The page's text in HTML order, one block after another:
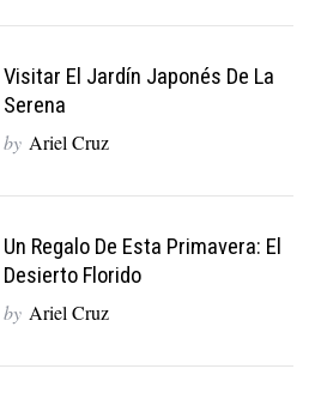
Visitar El Jardín Japonés De La
Serena
by Ariel Cruz
Un Regalo De Esta Primavera: El
Desierto Florido
by Ariel Cruz